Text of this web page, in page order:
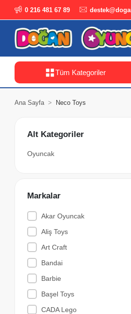
0 216 481 67 89
Tüm Kategoriler
Ana Sayfa Neco Toys
Alt Kategoriler
Oyuncak
Markalar
Akar Oyuncak
Aliş Toys
Art Craft
Bandai
Barbie
Başel Toys
CADA Lego